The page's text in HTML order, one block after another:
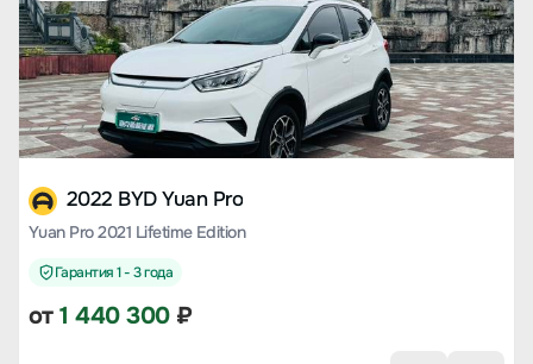
2022 BYD Yuan Pro
Yuan Pro 2021 Lifetime Edition
Гарантия 1 - 3 года
от1 440 300₽